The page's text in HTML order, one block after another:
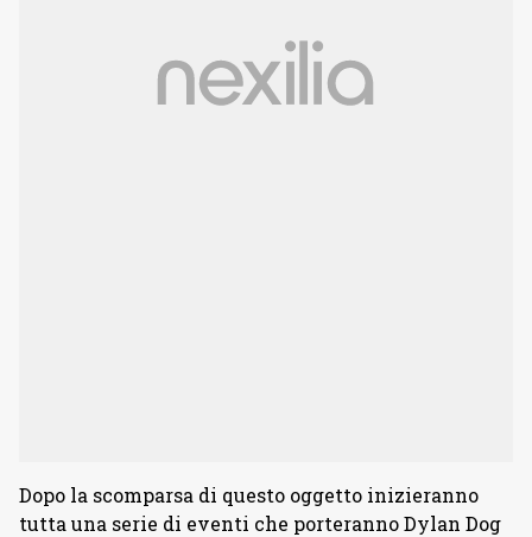
Dopo la scomparsa di questo oggetto inizieranno
tutta una serie di eventi che porteranno Dylan Dog